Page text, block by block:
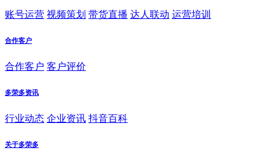
账号运营 视频策划 带货直播 达人联动 运营培训
合作客户
合作客户 客户评价
多荣多资讯
行业动态 企业资讯 抖音百科
关于多荣多